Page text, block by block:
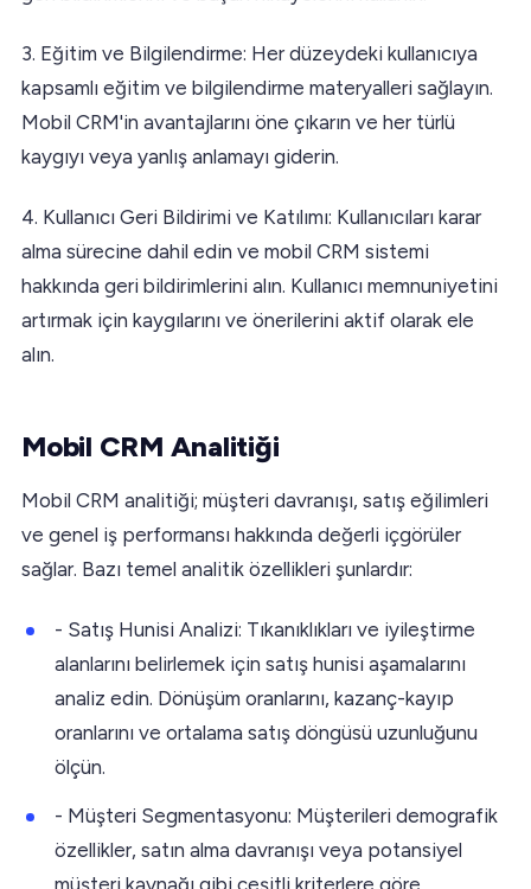
3. Eğitim ve Bilgilendirme: Her düzeydeki kullanıcıya
kapsamlı eğitim ve bilgilendirme materyalleri sağlayın.
Mobil CRM'in avantajlarını öne çıkarın ve her türlü
kaygıyı veya yanlış anlamayı giderin.
4. Kullanıcı Geri Bildirimi ve Katılımı: Kullanıcıları karar
alma sürecine dahil edin ve mobil CRM sistemi
hakkında geri bildirimlerini alın. Kullanıcı memnuniyetini
artırmak için kaygılarını ve önerilerini aktif olarak ele
alın.
Mobil CRM Analitiği
Mobil CRM analitiği; müşteri davranışı, satış eğilimleri
ve genel iş performansı hakkında değerli içgörüler
sağlar. Bazı temel analitik özellikleri şunlardır:
- Satış Hunisi Analizi: Tıkanıklıkları ve iyileştirme
alanlarını belirlemek için satış hunisi aşamalarını
analiz edin. Dönüşüm oranlarını, kazanç-kayıp
oranlarını ve ortalama satış döngüsü uzunluğunu
ölçün.
- Müşteri Segmentasyonu: Müşterileri demografik
özellikler, satın alma davranışı veya potansiyel
müşteri kaynağı gibi çeşitli kriterlere göre